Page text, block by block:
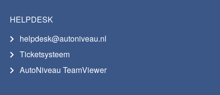
HELPDESK
helpdesk@autoniveau.nl
Ticketsysteem
AutoNiveau TeamViewer